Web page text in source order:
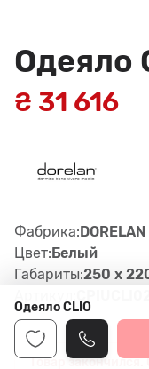
Одеяло
₴ 31 616
Фабрика:DORELAN
Цвет:Белый
Габариты:250 x
Товар
Одеяло CLIO